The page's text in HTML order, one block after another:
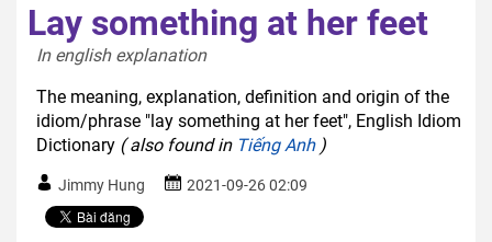
Lay something at her feet
In english explanation
The meaning, explanation, definition and origin of the
idiom/phrase "lay something at her feet", English Idiom
Dictionary ( also found in Tiếng Anh)
Jimmy Hung 2021-09-26 02:09